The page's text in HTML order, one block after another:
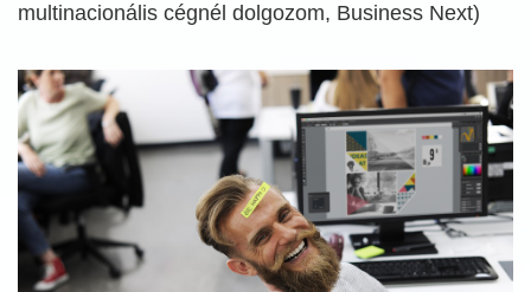
multinacionális cégnél dolgozom, Business Next)